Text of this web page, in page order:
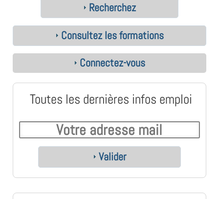
Recherchez
Consultez les formations
Connectez-vous
Toutes les dernières infos emploi
Valider